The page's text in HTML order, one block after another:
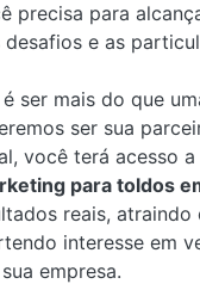
precisa para
desafios e as
ser mais do que
ser sua
você terá acesso
para toldos
reais, atraindo
interesse em
empresa.